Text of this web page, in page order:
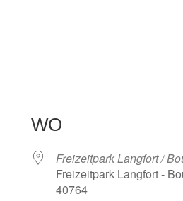
WO
Freizeitpark Langfort /
Freizeitpark Langfort -
40764